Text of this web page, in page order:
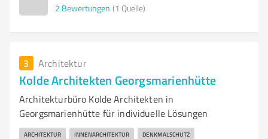
2 Bewertungen (1 Quelle)
3 Architektur
Kolde Architekten Georgsmarienhütte
Architekturbüro Kolde Architekten in
Georgsmarienhütte für individuelle Lösungen
ARCHITEKTUR INNENARCHITEKTUR DENKMALSCHUTZ